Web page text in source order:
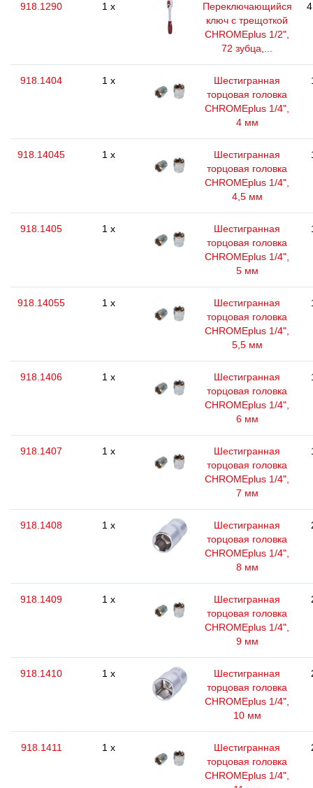
918.1290 1 x
Переключающийся
ключ с трещоткой
CHROMEplus 1/2",
72 зубца,...
918.1404 1 x
Шестигранная
торцовая головка
CHROMEplus 1/4",
4 мм
918.14045 1 x
Шестигранная
торцовая головка
CHROMEplus 1/4",
4,5 мм
918.1405 1 x
Шестигранная
торцовая головка
CHROMEplus 1/4",
5 мм
918.14055 1 x
Шестигранная
торцовая головка
CHROMEplus 1/4",
5,5 мм
918.1406 1 x
Шестигранная
торцовая головка
CHROMEplus 1/4",
6 мм
918.1407 1 x
Шестигранная
торцовая головка
CHROMEplus 1/4",
7 мм
918.1408 1 x
Шестигранная
торцовая головка
CHROMEplus 1/4",
8 мм
918.1409 1 x
Шестигранная
торцовая головка
CHROMEplus 1/4",
9 мм
918.1410 1 x
Шестигранная
торцовая головка
CHROMEplus 1/4",
10 мм
918.1411 1 x
Шестигранная
торцовая головка
CHROMEplus 1/4",